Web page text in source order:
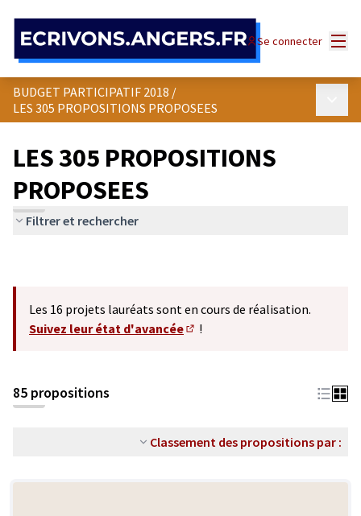
Se connecter
BUDGET PARTICIPATIF 2018 /
LES 305 PROPOSITIONS PROPOSEES
LES 305 PROPOSITIONS
PROPOSEES
Filtrer et rechercher
Les 16 projets lauréats sont en cours de réalisation.
Suivez leur état d'avancée
!
85 propositions
Classement des propositions par :